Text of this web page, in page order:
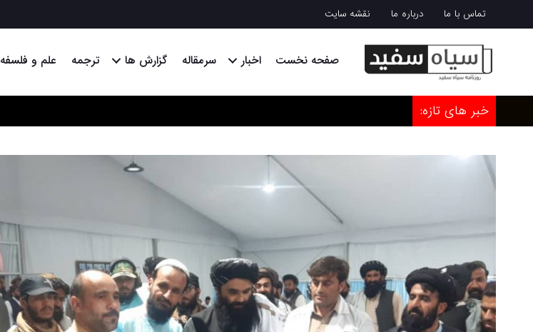
تماس با ما درباره ما نقشه سایت
صفحه نخست اخبار سرمقاله گزارش ها ترجمه علم و فلسفه
خبر های تازه: